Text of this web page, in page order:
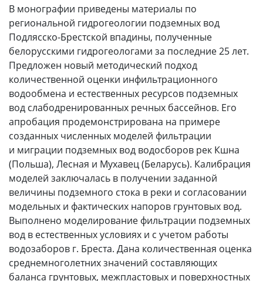
В монографии приведены материалы по
региональной гидрогеологии подземных вод
Подлясско-Брестской впадины, полученные
белорусскими гидрогеологами за последние 25 лет.
Предложен новый методический подход
количественной оценки инфильтрационного
водообмена и естественных ресурсов подземных
вод слабодренированных речных бассейнов. Его
апробация продемонстрирована на примере
созданных численных моделей фильтрации
и миграции подземных вод водосборов рек Кшна
(Польша), Лесная и Мухавец (Беларусь). Калибрация
моделей заключалась в получении заданной
величины подземного стока в реки и согласовании
модельных и фактических напоров грунтовых вод.
Выполнено моделирование фильтрации подземных
вод в естественных условиях и с учетом работы
водозаборов г. Бреста. Дана количественная оценка
среднемноголетних значений составляющих
баланса грунтовых, межпластовых и поверхностных